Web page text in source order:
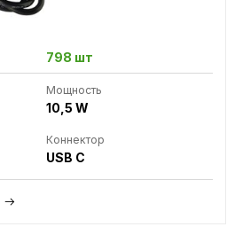
798 шт
Мощность
10,5 W
Коннектор
USB C